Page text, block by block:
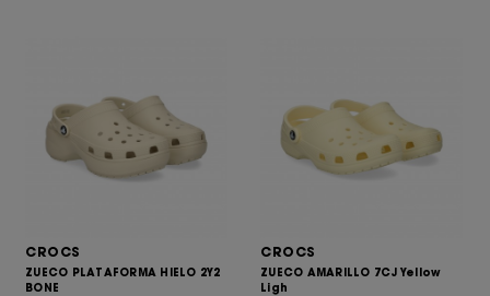
CROCS
ZUECO PLATAFORMA HIELO 2Y2
BONE
CROCS
ZUECO AMARILLO 7CJ Yellow
Ligh